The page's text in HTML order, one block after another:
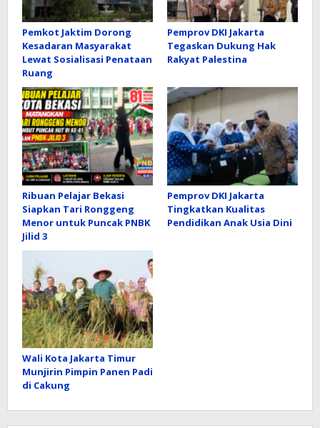
Pemkot Jaktim Dorong
Kesadaran Masyarakat
Lewat Sosialisasi Penataan
Ruang
Pemprov DKI Jakarta
Tegaskan Dukung Hak
Rakyat Palestina
Ribuan Pelajar Bekasi
Siapkan Tari Ronggeng
Menor untuk Puncak PNBK
Jilid 3
Pemprov DKI Jakarta
Tingkatkan Kualitas
Pendidikan Anak Usia Dini
Wali Kota Jakarta Timur
Munjirin Pimpin Panen Padi
di Cakung